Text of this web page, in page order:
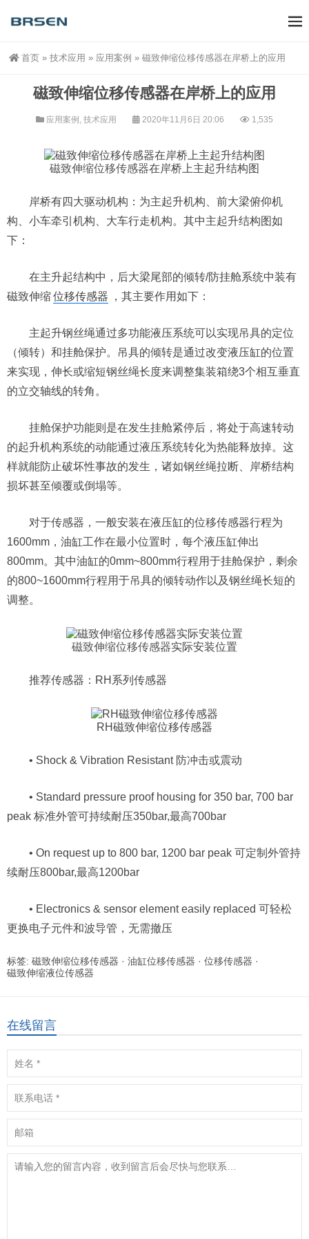
首页 » 技术应用 » 应用案例 » 磁致伸缩位移传感器在岸桥上的应用
磁致伸缩位移传感器在岸桥上的应用
应用案例 , 技术应用 2020年11月6日 20:06 1,535
磁致伸缩位移传感器在岸桥上主起升结构图
岸桥有四大驱动机构：为主起升机构、前大梁俯仰机
构、小车牵引机构、大车行走机构。其中主起升结构图如
下：
在主升起结构中，后大梁尾部的倾转/防挂舱系统中装有
磁致伸缩位移传感器 ，其主要作用如下：
主起升钢丝绳通过多功能液压系统可以实现吊具的定位
（倾转）和挂舱保护。吊具的倾转是通过改变液压缸的位置
来实现，伸长或缩短钢丝绳长度来调整集装箱绕3个相互垂直
的立交轴线的转角。
挂舱保护功能则是在发生挂舱紧停后，将处于高速转动
的起升机构系统的动能通过液压系统转化为热能释放掉。这
样就能防止破坏性事故的发生，诸如钢丝绳拉断、岸桥结构
损坏甚至倾覆或倒塌等。
对于传感器，一般安装在液压缸的位移传感器行程为
1600mm，油缸工作在最小位置时，每个液压缸伸出
800mm。其中油缸的0mm~800mm行程用于挂舱保护，剩余
的800~1600mm行程用于吊具的倾转动作以及钢丝绳长短的
调整。
磁致伸缩位移传感器实际安装位置
推荐传感器：RH系列传感器
RH磁致伸缩位移传感器
• Shock & Vibration Resistant 防冲击或震动
• Standard pressure proof housing for 350 bar, 700 bar
peak 标准外管可持续耐压350bar,最高700bar
• On request up to 800 bar, 1200 bar peak 可定制外管持
续耐压800bar,最高1200bar
• Electronics & sensor element easily replaced 可轻松
更换电子元件和波导管，无需撤压
标签: 磁致伸缩位移传感器 · 油缸位移传感器 · 位移传感器 ·
磁致伸缩液位传感器
在线留言